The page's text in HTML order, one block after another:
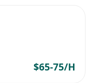
业或具有教学经验
$65-75/H